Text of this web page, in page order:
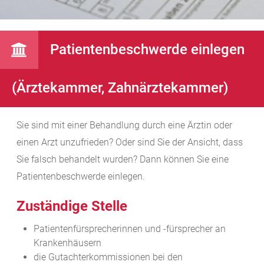
Patientenbeschwerde einlegen
(Ärztekammer, Zahnärztekammer)
Sie sind mit einer Behandlung durch eine Ärztin oder
einen Arzt unzufrieden? Oder sind Sie der Ansicht, dass
Sie falsch behandelt wurden? Dann können Sie eine
Patientenbeschwerde einlegen.
Zuständige Stelle
Patientenfürsprecherinnen und -fürsprecher an
Krankenhäusern
die Gutachterkommissionen bei den